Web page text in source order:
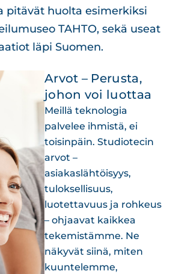
pitävät huolta esimerkiksi
TAHTO, sekä useat
läpi Suomen.
Arvot – Perusta,
johon voi luottaa
Meillä teknologia
palvelee ihmistä, ei
toisinpäin. Studiotecin
arvot –
asiakaslähtöisyys,
tuloksellisuus,
luotettavuus ja rohkeus
– ohjaavat kaikkea
tekemistämme. Ne
näkyvät siinä, miten
kuuntelemme,